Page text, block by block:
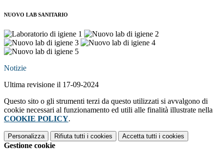
NUOVO LAB SANITARIO
Notizie
Ultima revisione il 17-09-2024
Questo sito o gli strumenti terzi da questo utilizzati si avvalgono di
cookie necessari al funzionamento ed utili alle finalità illustrate nella
COOKIE POLICY.
Personalizza Rifiuta tutti i cookies Accetta tutti i cookies
Gestione cookie